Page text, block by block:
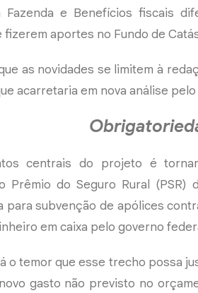
Fazenda e Benefícios fiscais
fizerem aportes no Fundo de
as novidades se limitem à
acarretaria em nova análise
centrais do projeto é
Prêmio do Seguro Rural (PSR)
para subvenção de apólices
em caixa pelo governo
o temor que esse trecho possa
gasto não previsto no